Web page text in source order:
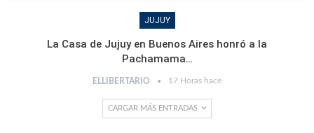
JUJUY
La Casa de Jujuy en Buenos Aires honró a la
Pachamama…
ELLIBERTARIO 17 Horas hace
CARGAR MÁS ENTRADAS